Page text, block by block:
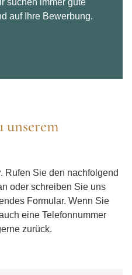
auf Ihre Bewerbung.
unserem
Rufen Sie den nachfolgend
oder schreiben Sie uns
Formular. Wenn Sie
eine Telefonnummer
zurück.